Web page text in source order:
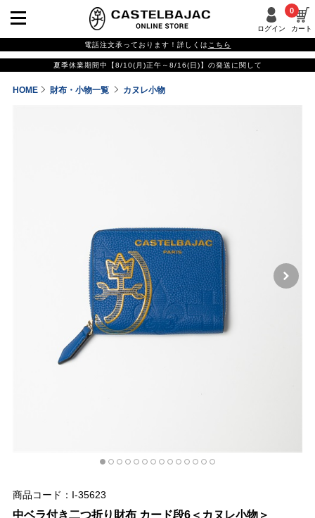
ログイン カート
0
電話注文承っております！詳しくは こちら
夏季休業期間中【8/10(月)正午～8/16(日)】の発送に関して
HOME 財布・小物一覧 カヌレ小物
商品コード：I-35623
中ベラ付き二つ折り財布 カード段6＜カヌレ小物＞